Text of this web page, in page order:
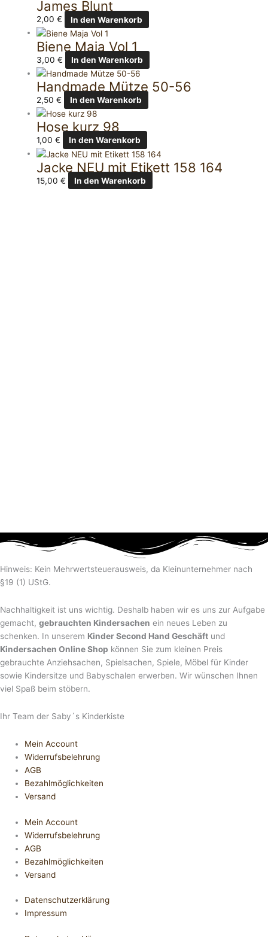
James Blunt
2,00€ In den Warenkorb
Biene Maja Vol 1
3,00€ In den Warenkorb
Handmade Mütze 50-56
2,50€ In den Warenkorb
Hose kurz 98
1,00€ In den Warenkorb
Jacke NEU mit Etikett 158 164
15,00€ In den Warenkorb
Hinweis: Kein Mehrwertsteuerausweis, da Kleinunternehmer nach
§19 (1) UStG.
Nachhaltigkeit ist uns wichtig. Deshalb haben wir es uns zur Aufgabe
gemacht, gebrauchten Kindersachen ein neues Leben zu
schenken. In unserem Kinder Second Hand Geschäft und
Kindersachen Online Shop können Sie zum kleinen Preis
gebrauchte Anziehsachen, Spiel­sachen, Spiele, Möbel für Kinder
sowie Kindersitze und Babyschalen erwerben. Wir wünschen Ihnen
viel Spaß beim stöbern.
Ihr Team der Saby´s Kinderkiste
Mein Account
Widerrufsbelehrung
AGB
Bezahlmöglichkeiten
Versand
Mein Account
Widerrufsbelehrung
AGB
Bezahlmöglichkeiten
Versand
Datenschutzerklärung
Impressum